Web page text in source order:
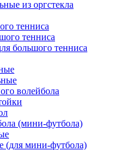
из оргстекла
тенниса
тенниса
большого тенниса
волейбола
(мини-футбола)
(для мини-футбола)